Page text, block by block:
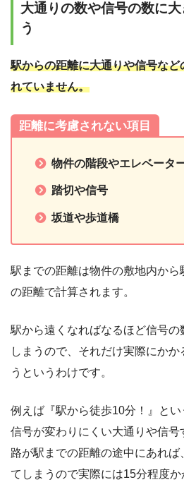
大通りの数や信号の数に
う
駅からの距離に大通りや信号な
れていません。
距離に考慮されない項目
物件の階段やエレベータ
踏切や信号
坂道や歩道橋
駅までの距離は物件の敷地内か
の距離で計算されます。
駅から遠くなればなるほど信号の
しまうので、それだけ実際にかか
うというわけです。
例えば『駅から徒歩10分！』と
信号が変わりにくい大通りや信
路が駅までの距離の途中にあれ
てしまうので実際には15分程度